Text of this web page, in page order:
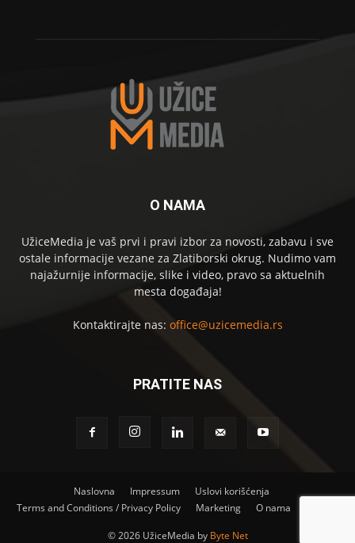
O NAMA
UžiceMedia je vaš prvi i pravi izbor za novosti, zabavu i sve
ostale informacije vezane za Zlatiborski okrug. Nudimo vam
najažurnije informacije, slike i video, pravo sa aktuelnih
mesta događaja!
Kontaktirajte nas: office@uzicemedia.rs
PRATITE NAS
Naslovna Impressum
Uslovi korišćenja
Terms and Conditions / Privacy Policy
Marketing O nama
©2026 UžiceMedia by Byte Net